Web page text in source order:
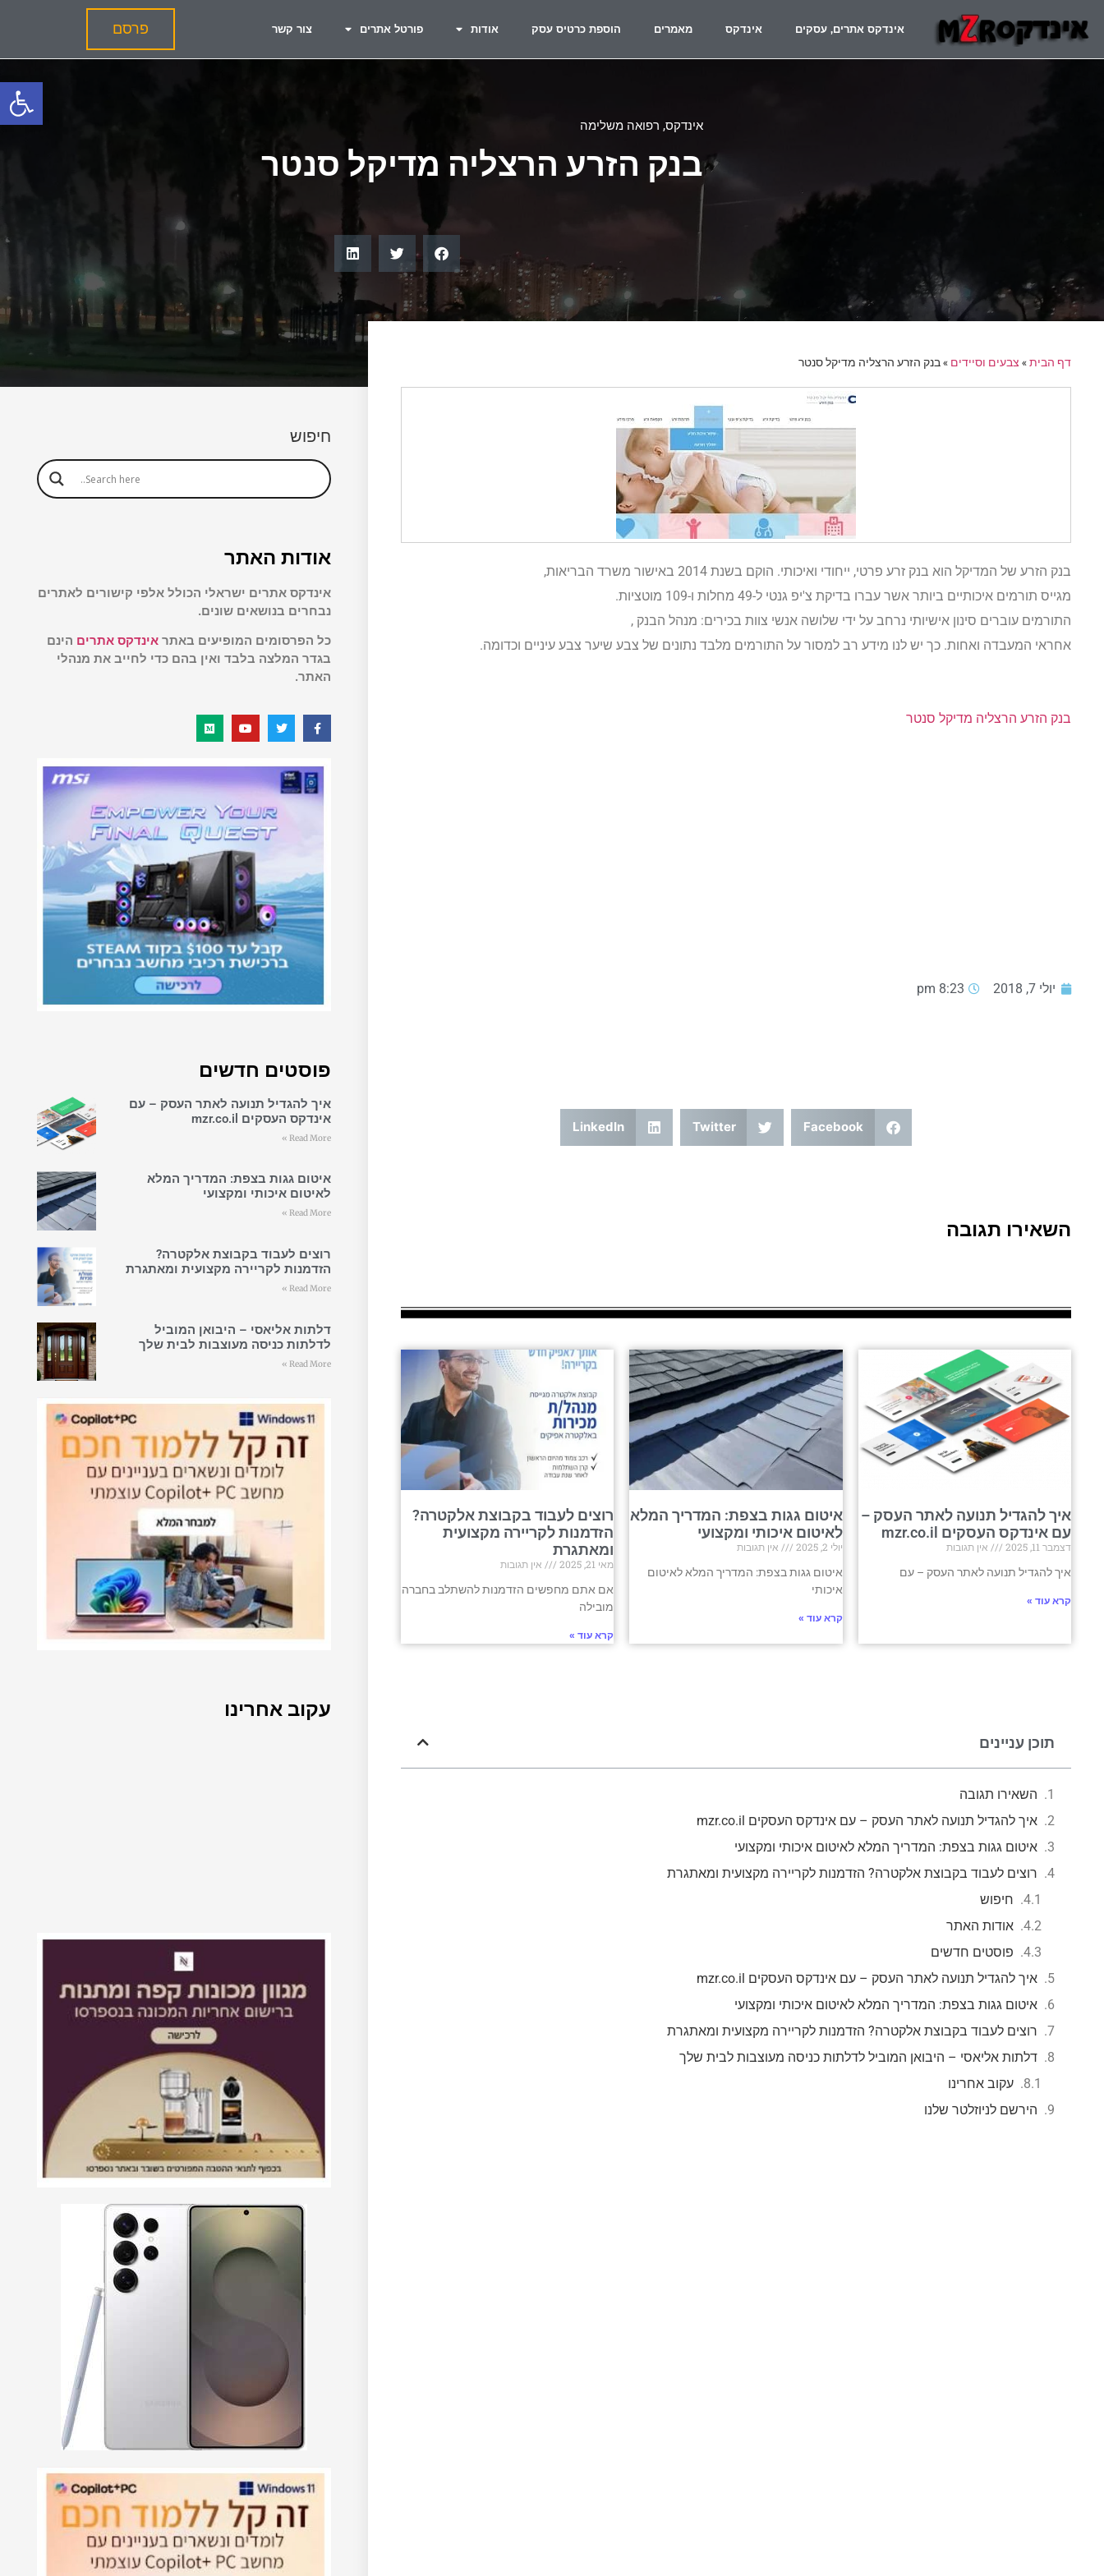
אינדקס אתרים, עסקים אינדקס מאמרים הוספת כרטיס עסק אודות פורטל אתרים צור קשר פרסם
אינדקס, רפואה משלימה
בנק הזרע הרצליה מדיקל סנטר
דף הבית» צבעים וסיידים »בנק הזרע הרצליה מדיקל סנטר
בנק הזרע של המדיקל הוא בנק זרע פרטי, ייחודי ואיכותי. הוקם בשנת 2014 באישור משרד הבריאות,
מגייס תורמים איכותיים ביותר אשר עברו בדיקת צ'יפ גנטי ל-49 מחלות ו-109 מוטציות.
התורמים עוברים סינון אישיותי נרחב על ידי שלושה אנשי צוות בכירים: מנהל הבנק ,
אחראי המעבדה ואחות. כך יש לנו מידע רב למסור על התורמים מלבד נתונים של צבע שיער צבע עיניים וכדומה.
בנק הזרע הרצליה מדיקל סנטר
יולי 7, 2018 8:23 pm
Facebook
Twitter
LinkedIn
השאירו תגובה
איך להגדיל תנועה לאתר העסק –
עם אינדקס העסקים mzr.co.il
דצמבר 11, 2025
אין תגובות
איך להגדיל תנועה לאתר העסק – עם
קרא עוד »
איטום גגות בצפת: המדריך המלא
לאיטום איכותי ומקצועי
יולי 2, 2025
אין תגובות
איטום גגות בצפת: המדריך המלא לאיטום
איכותי
קרא עוד »
רוצים לעבוד בקבוצת אלקטרה?
הזדמנות לקריירה מקצועית
ומאתגרת
מאי 21, 2025
אין תגובות
אם אתם מחפשים הזדמנות להשתלב בחברה
מובילה
קרא עוד »
תוכן עניינים
השאירו תגובה
איך להגדיל תנועה לאתר העסק – עם אינדקס העסקים mzr.co.il
איטום גגות בצפת: המדריך המלא לאיטום איכותי ומקצועי
רוצים לעבוד בקבוצת אלקטרה? הזדמנות לקריירה מקצועית ומאתגרת
חיפוש
אודות האתר
פוסטים חדשים
איך להגדיל תנועה לאתר העסק – עם אינדקס העסקים mzr.co.il
איטום גגות בצפת: המדריך המלא לאיטום איכותי ומקצועי
רוצים לעבוד בקבוצת אלקטרה? הזדמנות לקריירה מקצועית ומאתגרת
דלתות אליאסי – היבואן המוביל לדלתות כניסה מעוצבות לבית שלך
עקוב אחרינו
הירשם לניוזלטר שלנו
חיפוש
אודות האתר
אינדקס אתרים ישראלי הכולל אלפי קישורים לאתרים
נבחרים בנושאים שונים.
כל הפרסומים המופיעים באתר אינדקס אתרים הינם
בגדר המלצה בלבד ואין בהם כדי לחייב את מנהלי
האתר.
פוסטים חדשים
איך להגדיל תנועה לאתר העסק – עם
אינדקס העסקים mzr.co.il
Read More »
איטום גגות בצפת: המדריך המלא
לאיטום איכותי ומקצועי
Read More »
רוצים לעבוד בקבוצת אלקטרה?
הזדמנות לקריירה מקצועית ומאתגרת
Read More »
דלתות אליאסי – היבואן המוביל
לדלתות כניסה מעוצבות לבית שלך
Read More »
עקוב אחרינו